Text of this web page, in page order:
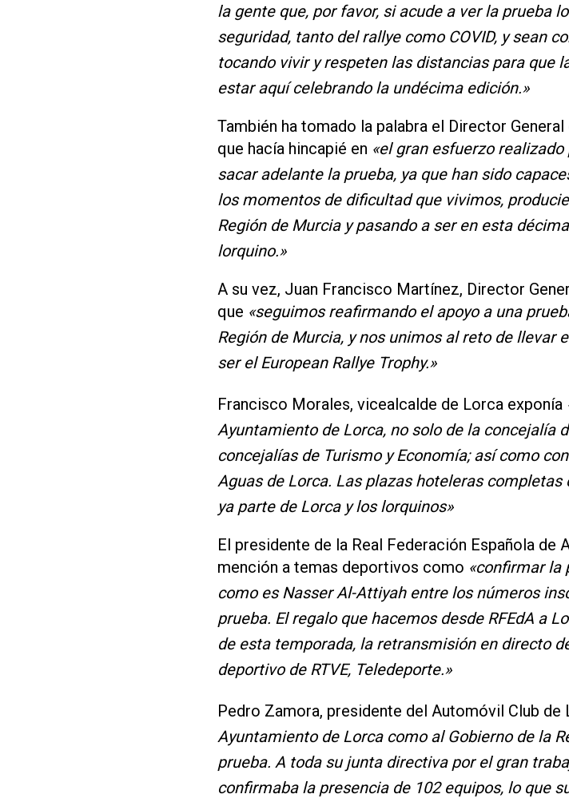
la gente que, por favor, si acude a ver la prueba
seguridad, tanto del rallye como COVID, y sean
tocando vivir y respeten las distancias para que
estar aquí celebrando la undécima edición.»
También ha tomado la palabra el Director
que hacía hincapié en «el gran esfuerzo
sacar adelante la prueba, ya que han sido
los momentos de dificultad que vivimos,
Región de Murcia y pasando a ser en esta
lorquino.»
A su vez, Juan Francisco Martínez, Director
que «seguimos reafirmando el apoyo a una
Región de Murcia, y nos unimos al reto de llevar
ser el European Rallye Trophy.»
Francisco Morales, vicealcalde de Lorca exponía
Ayuntamiento de Lorca, no solo de la concejalía
concejalías de Turismo y Economía; así como
Aguas de Lorca. Las plazas hoteleras
ya parte de Lorca y los lorquinos»
El presidente de la Real Federación Española de
mención a temas deportivos como «confirmar la
como es Nasser Al-Attiyah entre los números
prueba. El regalo que hacemos desde RFEdA a
de esta temporada, la retransmisión en directo
deportivo de RTVE, Teledeporte.»
Pedro Zamora, presidente del Automóvil Club de
Ayuntamiento de Lorca como al Gobierno de la
prueba. A toda su junta directiva por el gran
confirmaba la presencia de 102 equipos, lo que